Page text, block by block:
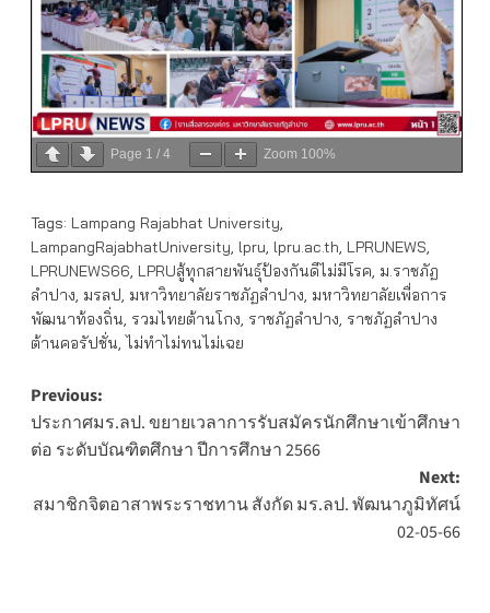
Page 1 / 4 Zoom 100%
Tags: Lampang Rajabhat University,
LampangRajabhatUniversity, lpru, lpru.ac.th, LPRUNEWS,
LPRUNEWS66, LPRUสู้ทุกสายพันธุ์ป้องกันดีไม่มีโรค, ม.ราชภัฏ
ลำปาง, มรลป, มหาวิทยาลัยราชภัฏลำปาง, มหาวิทยาลัยเพื่อการ
พัฒนาท้องถิ่น, รวมไทยต้านโกง, ราชภัฏลำปาง, ราชภัฏลำปาง
ต้านคอรัปชั่น, ไม่ทำไม่ทนไม่เฉย
Post
navigation
Previous:
ประกาศมร.ลป. ขยายเวลาการรับสมัครนักศึกษาเข้าศึกษา
ต่อ ระดับบัณฑิตศึกษา ปีการศึกษา 2566
Next:
สมาชิกจิตอาสาพระราชทาน สังกัด มร.ลป. พัฒนาภูมิทัศน์
02-05-66